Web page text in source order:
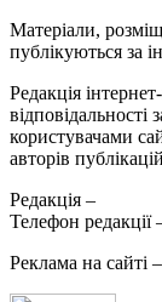
Матеріали,
публікуються за
Редакція
відповідальності
користувачами
авторів
Редакція –
Телефон редакції
Реклама на сайті –